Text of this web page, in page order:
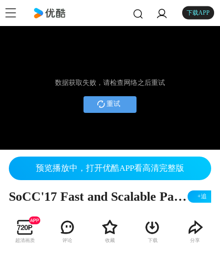
下载APP
数据获取失败，请检查网络之后重试
重试
预览播放中，打开优酷APP看高清完整版
SoCC'17 Fast and Scalable Paxos on RDMA +追
超清画质 评论 收藏 下载 分享